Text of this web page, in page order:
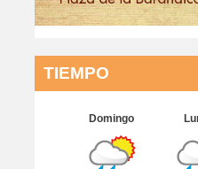
TIEMPO